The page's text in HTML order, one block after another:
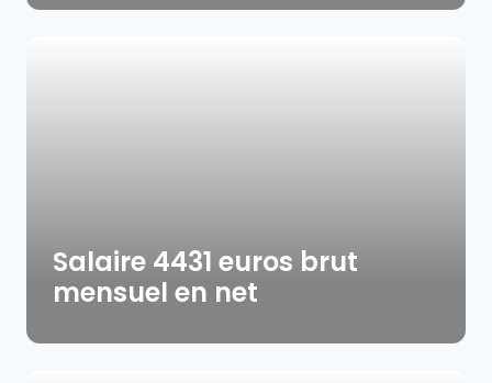
Salaire 4431 euros brut
mensuel en net